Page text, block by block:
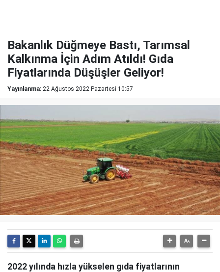
Bakanlık Düğmeye Bastı, Tarımsal
Kalkınma İçin Adım Atıldı! Gıda
Fiyatlarında Düşüşler Geliyor!
Yayınlanma: 22 Ağustos 2022 Pazartesi 10:57
2022 yılında hızla yükselen gıda fiyatlarının